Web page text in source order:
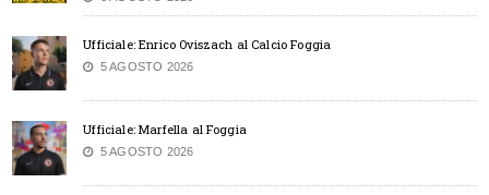
Ufficiale: Enrico Oviszach al Calcio Foggia
5 AGOSTO 2026
Ufficiale: Marfella al Foggia
5 AGOSTO 2026